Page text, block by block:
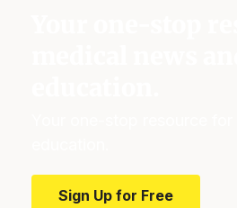
Sign Up for Free